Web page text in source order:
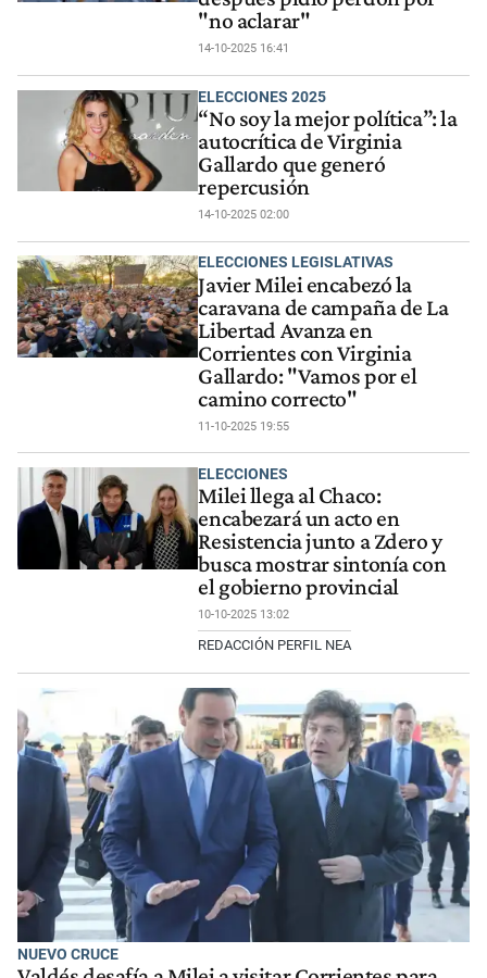
"no aclarar"
14-10-2025 16:41
ELECCIONES 2025
“No soy la mejor política”: la
autocrítica de Virginia
Gallardo que generó
repercusión
14-10-2025 02:00
ELECCIONES LEGISLATIVAS
Javier Milei encabezó la
caravana de campaña de La
Libertad Avanza en
Corrientes con Virginia
Gallardo: "Vamos por el
camino correcto"
11-10-2025 19:55
ELECCIONES
Milei llega al Chaco:
encabezará un acto en
Resistencia junto a Zdero y
busca mostrar sintonía con
el gobierno provincial
10-10-2025 13:02
REDACCIÓN PERFIL NEA
NUEVO CRUCE